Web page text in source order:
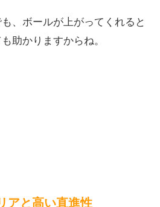
、 ボールが上がってくれると
助かりますからね。
アと高い直進性